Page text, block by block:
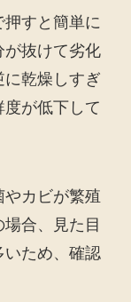
すと簡単に
が抜けて劣化
乾燥しすぎ
が低下して
カビが繁殖
合、見た目
いため、確認